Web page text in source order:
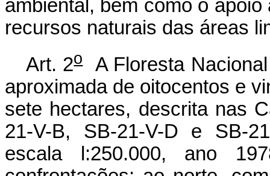
ambiental, bem como o
recursos naturais das áreas
Art. 2oA Floresta Nacional
aproximada de oitocentos e
sete hectares, descrita nas
21-V-B, SB-21-V-D e SB-
escala l:250.000, ano